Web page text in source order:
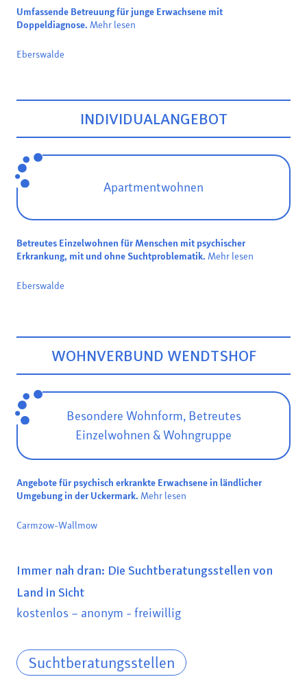
Umfassende Betreuung für junge Erwachsene mit
Doppeldiagnose. Mehr lesen
Eberswalde
INDIVIDUALANGEBOT
Apartmentwohnen
Betreutes Einzelwohnen für Menschen mit psychischer
Erkrankung, mit und ohne Suchtproblematik. Mehr lesen
Eberswalde
WOHNVERBUND WENDTSHOF
Besondere Wohnform, Betreutes
Einzelwohnen & Wohngruppe
Angebote für psychisch erkrankte Erwachsene in ländlicher
Umgebung in der Uckermark. Mehr lesen
Carmzow-Wallmow
Immer nah dran: Die Suchtberatungsstellen von
Land in Sicht
kostenlos – anonym - freiwillig
Suchtberatungsstellen